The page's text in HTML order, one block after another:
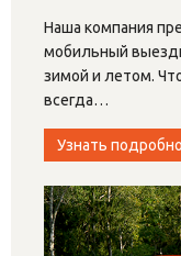
Наша компания
мобильный
зимой и летом.
всегда…
Узнать